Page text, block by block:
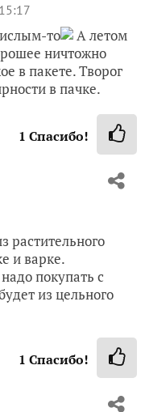
то
А летом
ничтожно
в пакете. Творог
в пачке.
1 Спасибо!
растительного
и варке.
покупать с
из цельного
1 Спасибо!